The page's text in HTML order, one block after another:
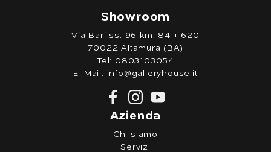
Showroom
Via Bari ss. 96 km. 84 + 620
70022 Altamura (BA)
Tel: 0803103054
E-Mail: info@galleryhouse.it
Azienda
Chi siamo
Servizi